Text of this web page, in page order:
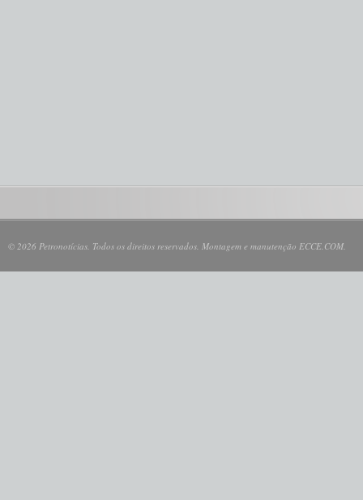
© 2026 Petronotícias. Todos os direitos reservados. Montagem e manutenção ECCE.COM.